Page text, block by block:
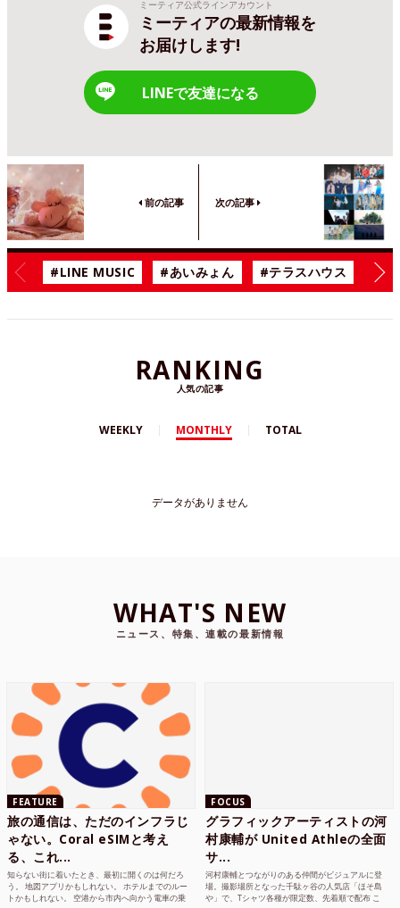
ミーティア公式ラインアカウント
ミーティアの最新情報を
お届けします!
LINEで友達になる
前の記事 次の記事
#LINE MUSIC #あいみょん #テラスハウス #漫
RANKING
人気の記事
WEEKLY MONTHLY TOTAL
データがありません
WHAT'S NEW
ニュース、特集、連載の最新情報
FEATURE
旅の通信は、ただのインフラじ
ゃない。Coral eSIMと考え
る、これ...
知らない街に着いたとき、最初に開くのは何だろ
う。 地図アプリかもしれない。 ホテルまでのルー
トかもしれない。 空港から市内へ向かう電車の乗
FOCUS
グラフィックアーティストの河
村康輔が United Athleの全面
サ...
河村康輔とつながりのある仲間がビジュアルに登
場。撮影場所となった千駄ヶ谷の人気店「ほそ島
や」で、Tシャツ各種が限定数、先着順で配布 こ